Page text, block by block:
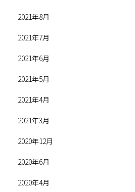
2021年8月
2021年7月
2021年6月
2021年5月
2021年4月
2021年3月
2020年12月
2020年6月
2020年4月